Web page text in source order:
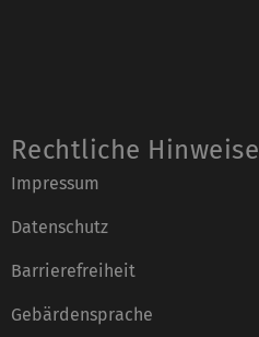
Rechtliche Hinweise
Impressum
Datenschutz
Barrierefreiheit
Gebärdensprache